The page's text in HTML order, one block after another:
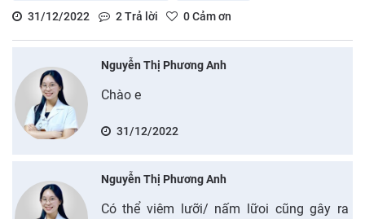
31/12/2022
2Trả lời 0Cảm ơn
Nguyễn Thị Phương Anh
Chào e
31/12/2022
Nguyễn Thị Phương Anh
Có thể viêm lưỡi/ nấm lữoi cũng gây ra